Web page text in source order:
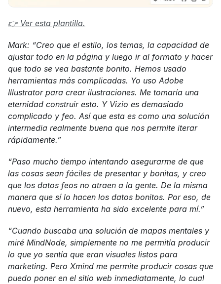
👉 Ver esta plantilla.
Mark: “Creo que el estilo, los temas, la capacidad de
ajustar todo en la página y luego ir al formato y hacer
que todo se vea bastante bonito. Hemos usado
herramientas más complicadas. Yo uso Adobe
Illustrator para crear ilustraciones. Me tomaría una
eternidad construir esto. Y Vizio es demasiado
complicado y feo. Así que esta es como una solución
intermedia realmente buena que nos permite iterar
rápidamente.”
“Paso mucho tiempo intentando asegurarme de que
las cosas sean fáciles de presentar y bonitas, y creo
que los datos feos no atraen a la gente. De la misma
manera que sí lo hacen los datos bonitos. Por eso, de
nuevo, esta herramienta ha sido excelente para mí.”
“Cuando buscaba una solución de mapas mentales y
miré MindNode, simplemente no me permitía producir
lo que yo sentía que eran visuales listos para
marketing. Pero Xmind me permite producir cosas que
puedo poner en el sitio web inmediatamente, lo cual